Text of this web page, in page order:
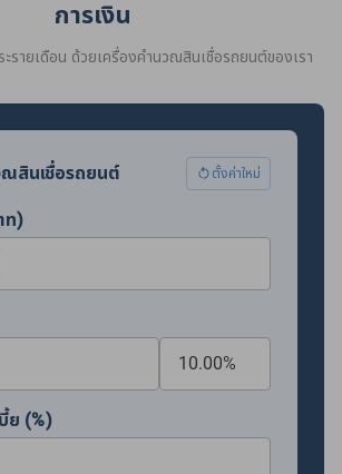
การเงิน
รายเดือน ด้วยเครื่องคำนวณสินเชื่อรถยนต์ของเรา
ณสินเชื่อรถยนต์ ตั้งค่าใหม่
ท)
ย (%)